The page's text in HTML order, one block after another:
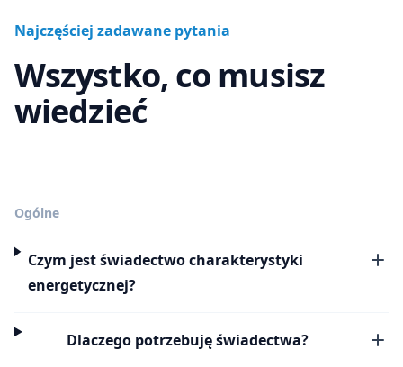
Najczęściej zadawane pytania
Wszystko, co musisz
wiedzieć
Ogólne
Czym jest świadectwo charakterystyki
energetycznej?
Dlaczego potrzebuję świadectwa?